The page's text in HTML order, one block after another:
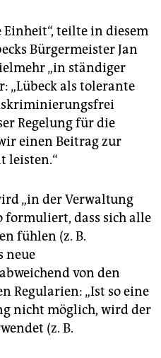
Einheit“, teilte in diesem
Bürgermeister Jan
„in ständiger
„Lübeck als tolerante
Regelung für die
einen Beitrag zur
leisten.“
„in der Verwaltung
formuliert, dass sich alle
fühlen (z. B.
neue
von den
Regularien: „Ist so eine
nicht möglich, wird der
(z. B.